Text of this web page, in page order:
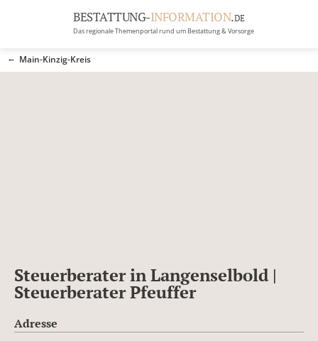
BESTATTUNG-INFORMATION.DE
Das regionale Themenportal rund um Bestattung & Vorsorge
BRANCHEN
Main-Kinzig-Kreis
Steuerberater in Langenselbold |
Steuerberater Pfeuffer
Adresse